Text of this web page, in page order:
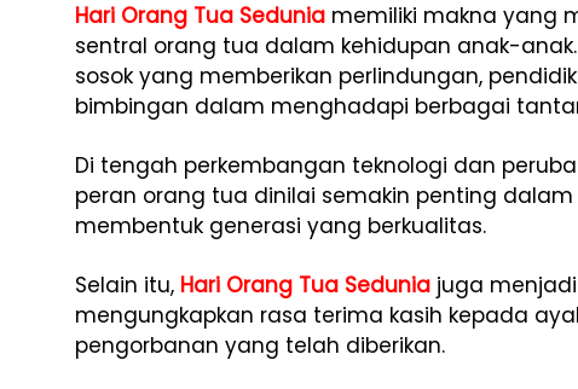
Hari Orang Tua Sedunia memiliki makna yang
sentral orang tua dalam kehidupan anak-
sosok yang memberikan perlindungan,
bimbingan dalam menghadapi berbagai
Di tengah perkembangan teknologi dan
peran orang tua dinilai semakin penting
membentuk generasi yang berkualitas.
Selain itu, Hari Orang Tua Sedunia juga
mengungkapkan rasa terima kasih kepada
pengorbanan yang telah diberikan.